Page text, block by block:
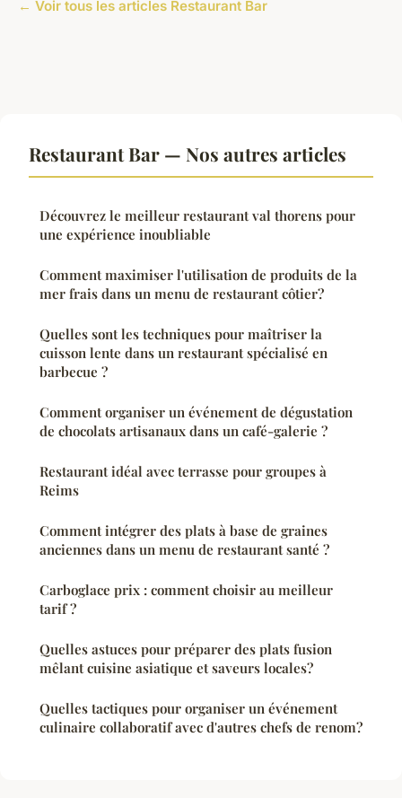
← Voir tous les articles Restaurant Bar
Restaurant Bar — Nos autres articles
Découvrez le meilleur restaurant val thorens pour
une expérience inoubliable
Comment maximiser l'utilisation de produits de la
mer frais dans un menu de restaurant côtier?
Quelles sont les techniques pour maîtriser la
cuisson lente dans un restaurant spécialisé en
barbecue ?
Comment organiser un événement de dégustation
de chocolats artisanaux dans un café-galerie ?
Restaurant idéal avec terrasse pour groupes à
Reims
Comment intégrer des plats à base de graines
anciennes dans un menu de restaurant santé ?
Carboglace prix : comment choisir au meilleur
tarif ?
Quelles astuces pour préparer des plats fusion
mêlant cuisine asiatique et saveurs locales?
Quelles tactiques pour organiser un événement
culinaire collaboratif avec d'autres chefs de renom?